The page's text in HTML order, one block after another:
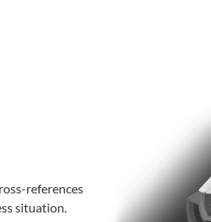
references
situation.